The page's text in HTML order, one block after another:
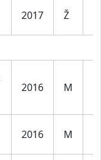
2017 Ž
2016 M
2016 M